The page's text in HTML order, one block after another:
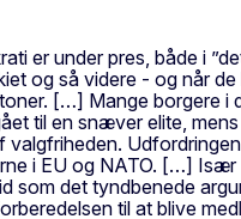
er under pres, både i
og så videre - og når
[…] Mange borgere i
til en snæver elite,
i EU og NATO. […]
som det tyndbenede
til at blive